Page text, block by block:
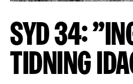
Syd 34:
tidning